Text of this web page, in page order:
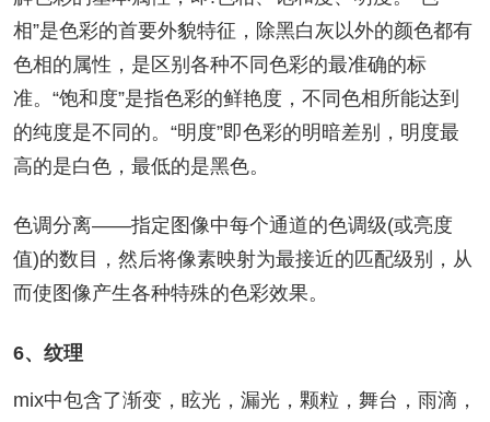
相”是色彩的首要外貌特征，除黑白灰以外的颜色都有
色相的属性，是区别各种不同色彩的最准确的标
准。“饱和度”是指色彩的鲜艳度，不同色相所能达到
的纯度是不同的。“明度”即色彩的明暗差别，明度最
高的是白色，最低的是黑色。
色调分离——指定图像中每个通道的色调级(或亮度
值)的数目，然后将像素映射为最接近的匹配级别，从
而使图像产生各种特殊的色彩效果。
6、纹理
mix中包含了渐变，眩光，漏光，颗粒，舞台，雨滴，